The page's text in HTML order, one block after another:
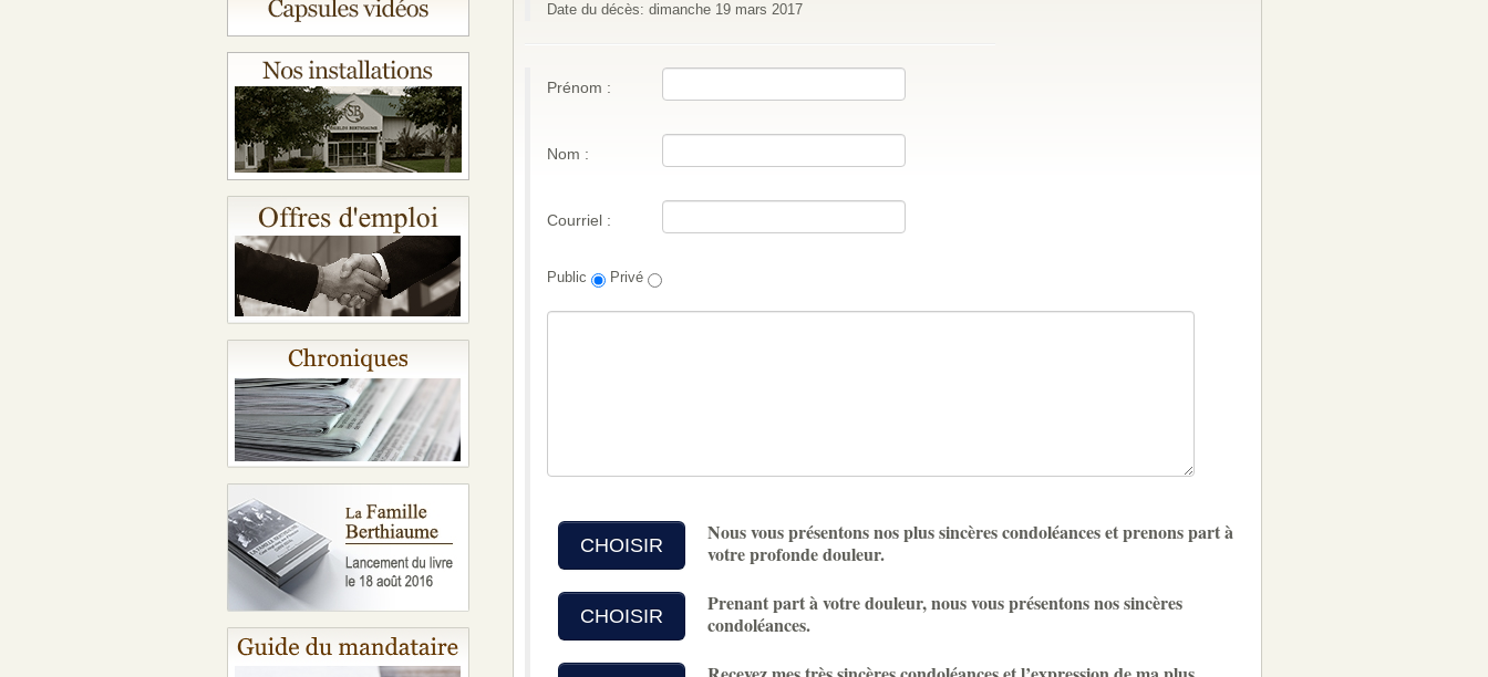
Date du décès: dimanche 19 mars 2017
Prénom :
Nom :
Courriel :
Public Privé
CHOISIR
Nous vous présentons nos plus sincères condoléances et prenons part à
votre profonde douleur.
CHOISIR
Prenant part à votre douleur, nous vous présentons nos sincères
condoléances.